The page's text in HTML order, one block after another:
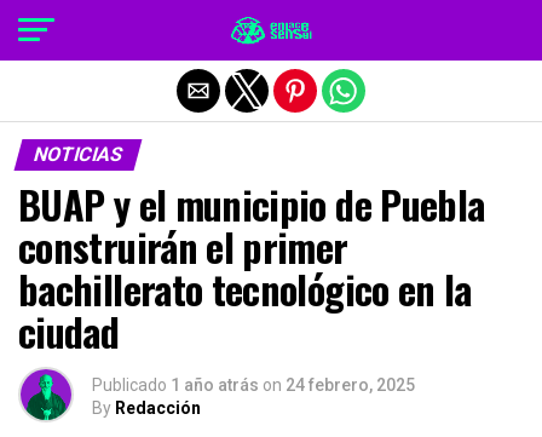
NOTICIAS
BUAP y el municipio de Puebla
construirán el primer
bachillerato tecnológico en la
ciudad
Publicado 1 año atrás on 24 febrero, 2025
By Redacción
Salir de la versión móvil